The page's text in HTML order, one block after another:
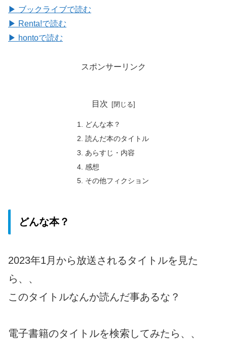
▶ ブックライブで読む
▶ Renta!で読む
▶ hontoで読む
スポンサーリンク
目次
どんな本？
読んだ本のタイトル
あらすじ・内容
感想
その他フィクション
どんな本？
2023年1月から放送されるタイトルを見た
ら、、
このタイトルなんか読んだ事あるな？
電子書籍のタイトルを検索してみたら、、